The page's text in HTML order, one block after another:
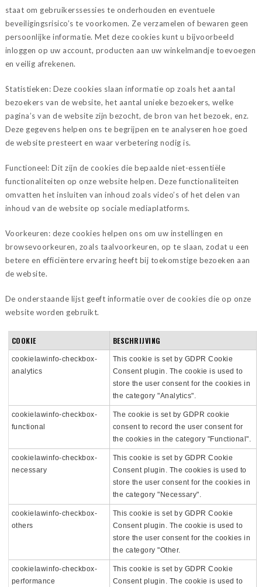
staat om gebruikerssessies te onderhouden en eventuele
beveiligingsrisico’s te voorkomen. Ze verzamelen of bewaren geen
persoonlijke informatie. Met deze cookies kunt u bijvoorbeeld
inloggen op uw account, producten aan uw winkelmandje toevoegen
en veilig afrekenen.
Statistieken: Deze cookies slaan informatie op zoals het aantal
bezoekers van de website, het aantal unieke bezoekers, welke
pagina’s van de website zijn bezocht, de bron van het bezoek, enz.
Deze gegevens helpen ons te begrijpen en te analyseren hoe goed
de website presteert en waar verbetering nodig is.
Functioneel: Dit zijn de cookies die bepaalde niet-essentiële
functionaliteiten op onze website helpen. Deze functionaliteiten
omvatten het insluiten van inhoud zoals video’s of het delen van
inhoud van de website op sociale mediaplatforms.
Voorkeuren: deze cookies helpen ons om uw instellingen en
browsevoorkeuren, zoals taalvoorkeuren, op te slaan, zodat u een
betere en efficiëntere ervaring heeft bij toekomstige bezoeken aan
de website.
De onderstaande lijst geeft informatie over de cookies die op onze
website worden gebruikt.
COOKIE BESCHRIJVING
cookielawinfo-checkbox-
analytics
This cookie is set by GDPR Cookie
Consent plugin. The cookie is used to
store the user consent for the cookies in
the category "Analytics".
cookielawinfo-checkbox-
functional
The cookie is set by GDPR cookie
consent to record the user consent for
the cookies in the category "Functional".
cookielawinfo-checkbox-
necessary
This cookie is set by GDPR Cookie
Consent plugin. The cookies is used to
store the user consent for the cookies in
the category "Necessary".
cookielawinfo-checkbox-
others
This cookie is set by GDPR Cookie
Consent plugin. The cookie is used to
store the user consent for the cookies in
the category "Other.
cookielawinfo-checkbox-
performance
This cookie is set by GDPR Cookie
Consent plugin. The cookie is used to